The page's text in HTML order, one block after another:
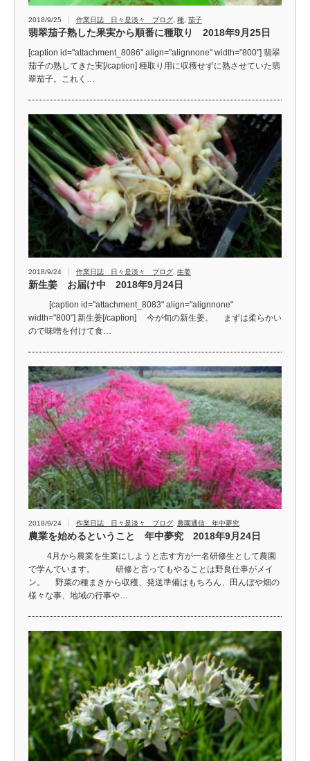
2018/9/25 作業日誌 日々是淡々 ブログ, 種, 茄子
翡翠茄子熟した果実から順番に種取り 2018年9月25日
[caption id="attachment_8086" align="alignnone" width="800"] 翡翠
茄子の熟してきた実[/caption] 種取り用に収穫せずに熟させていた翡
翠茄子。これく…
2018/9/24 作業日誌 日々是淡々 ブログ 生姜
新生姜 お届け中 2018年9月24日
[caption id="attachment_8083" align="alignnone"
width="800"] 新生姜[/caption] 今が旬の新生姜。 まずは柔らかい
ので味噌を付けて食…
2018/9/24 作業日誌 日々是淡々 ブログ 農園通信 年中夢究
農業を始めるということ 年中夢究 2018年9月24日
4月から農業を生業にしようと志す方が一名研修生として農園
で学んでいます。 研修と言ってもやることは野良仕事がメイ
ン。 野菜の種まきから収穫、発送準備はもちろん、田んぼや畑の
様々な事、地域の行事や…